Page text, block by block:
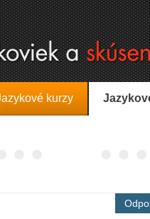
kurzy